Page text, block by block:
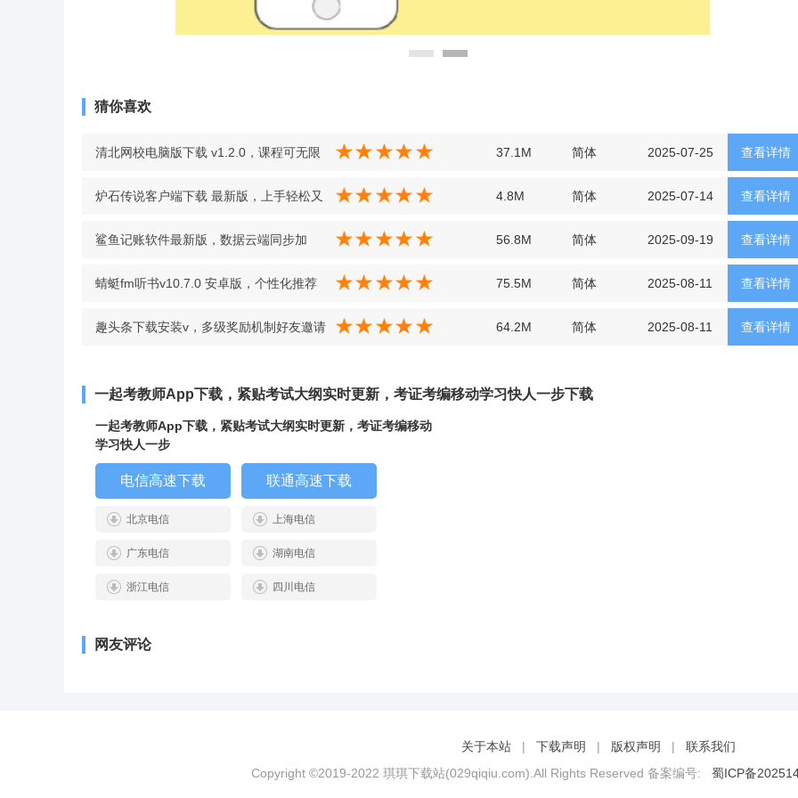
猜你喜欢
查看详情
清北网校电脑版下载 v1.2.0，课程可无限
回放，学习灵活效率高 v1.2.0
37.1M 简体 2025-07-25
查看详情
炉石传说客户端下载 最新版，上手轻松又
让人欲罢不能，深受玩家喜爱 最新版
4.8M 简体 2025-07-14
查看详情
鲨鱼记账软件最新版，数据云端同步加
密，安全有保障 v5.12.3 安卓手机版
56.8M 简体 2025-09-19
查看详情
蜻蜓fm听书v10.7.0 安卓版，个性化推荐
专属收听体验，想听啥都有超丰富
75.5M 简体 2025-08-11
查看详情
趣头条下载安装v，多级奖励机制好友邀请
卓版
64.2M 简体 2025-08-11
一起考教师App下载，紧贴考试大纲实时更新，考证考编移动学习快人一步下载
一起考教师App下载，紧贴考试大纲实时更新，考证考编移动
学习快人一步
电信高速下载 联通高速下载
北京电信 上海电信
广东电信 湖南电信
浙江电信 四川电信
网友评论
关于本站 | 下载声明 | 版权声明 |
联系我们
Copyright ©2019-2022 琪琪下载站(029qiqiu.com).All Rights Reserved 备案编号:
蜀ICP备